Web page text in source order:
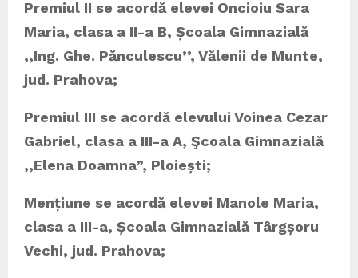
Premiul II se acordă elevei Oncioiu Sara
Maria, clasa a II-a B, Școala Gimnazială
,,Ing. Ghe. Pănculescu’’, Vălenii de Munte,
jud. Prahova;
Premiul III se acordă elevului Voinea Cezar
Gabriel, clasa a III-a A, Şcoala Gimnazială
,,Elena Doamna”, Ploiești;
Mențiune se acordă elevei Manole Maria,
clasa a III-a, Școala Gimnazială Târgșoru
Vechi, jud. Prahova;